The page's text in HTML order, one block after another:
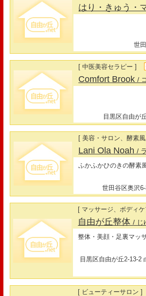
はり・きゅう・
世
[ 中医美容セラピー ]
Comfort Brook/
目黒区自由が
[ 美容・サロン、酵素
Lani Ola Noah/
ふかふかひのきの酵素
世田谷区奥沢
[ マッサージ、ボディ
自由が丘整体/ じ
整体・美顔・足裏マッ
目黒区自由が丘2-13-2
[ ビューティーサロン ]